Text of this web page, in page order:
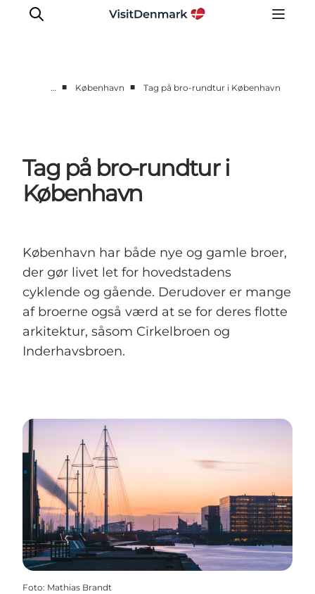
Oplevelser
Overnatning
Planlæg ferien
… ■ København ■ Tag på bro-rundtur i København
Tag på bro-rundtur i
København
København har både nye og gamle broer,
der gør livet let for hovedstadens
cyklende og gående. Derudover er mange
af broerne også værd at se for deres flotte
arkitektur, såsom Cirkelbroen og
Inderhavsbroen.
Foto: Mathias Brandt